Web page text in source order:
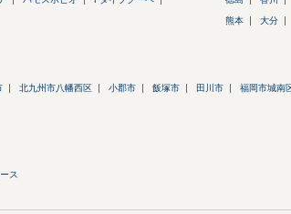
熊本 大分
北九州市八幡西区 小郡市 飯塚市 田川市 福岡市城南
ス